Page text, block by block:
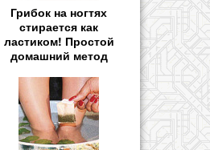
Грибок на ногтях
стирается как
ластиком! Простой
домашний метод